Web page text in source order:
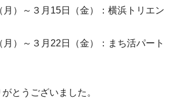
～３月15日（金）：横浜トリエン
３月22日（金）：まち活パート
とうございました。